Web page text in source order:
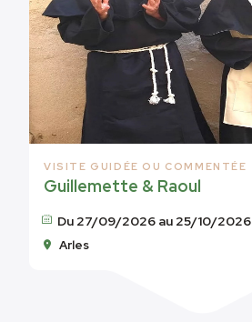
VISITE GUIDÉE OU COMMENTÉE
Guillemette & Raoul
Du 27/09/2026 au 25/10/2026
Arles